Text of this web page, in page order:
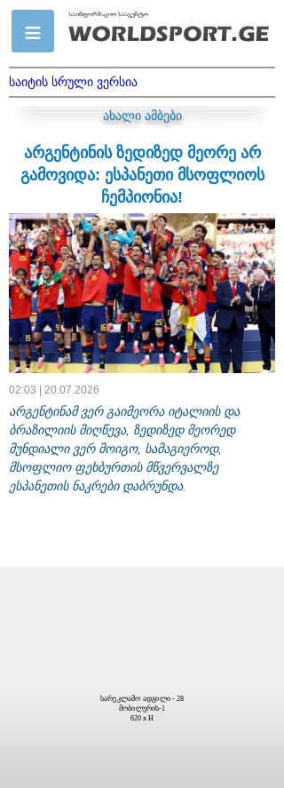
საიტის სრული ვერსია
ახალი ამბები
არგენტინის ზედიზედ მეორე არ
გამოვიდა: ესპანეთი მსოფლიოს
ჩემპიონია!
02:03 | 20.07.2026
არგენტინამ ვერ გაიმეორა იტალიის და
ბრაზილიის მიღწევა, ზედიზედ მეორედ
მუნდიალი ვერ მოიგო, სამაგიეროდ,
მსოფლიო ფეხბურთის მწვერვალზე
ესპანეთის ნაკრები დაბრუნდა.
სარეკლამო ადგილი - 28
მობილურის-1
620 x H